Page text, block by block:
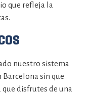
que refleja la
nuestro sistema
Barcelona sin que
que disfrutes de una